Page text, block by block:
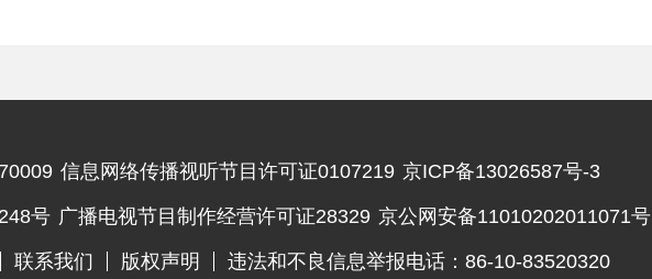
信息网络传播视听节目许可证0107219 京ICP备13026587号-3
号 广播电视节目制作经营许可证28329 京公网安备11010202011071号
联系我们 版权声明 违法和不良信息举报电话：86-10-83520320
违法和不良信息举报电话